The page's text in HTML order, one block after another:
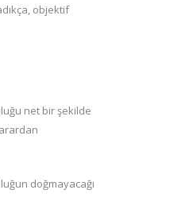
objektif
net bir şekilde
doğmayacağı